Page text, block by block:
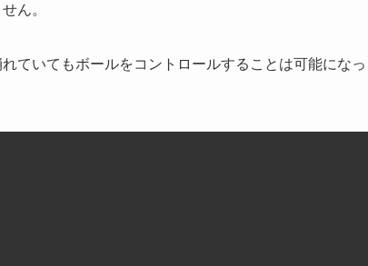
ん。
ていてもボールをコントロールすることは可能になっ